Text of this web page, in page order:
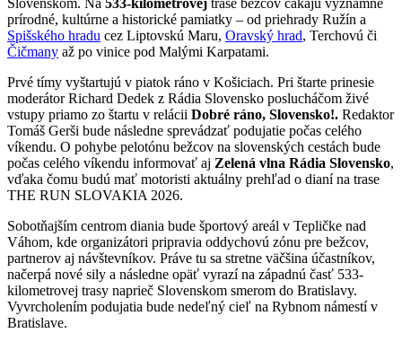
Slovenskom. Na 533-kilometrovej trase bežcov čakajú významné
prírodné, kultúrne a historické pamiatky – od priehrady Ružín a
Spišského hradu cez Liptovskú Maru, Oravský hrad, Terchovú či
Čičmany až po vinice pod Malými Karpatami.
Prvé tímy vyštartujú v piatok ráno v Košiciach. Pri štarte prinesie
moderátor Richard Dedek z Rádia Slovensko poslucháčom živé
vstupy priamo zo štartu v relácii Dobré ráno, Slovensko!. Redaktor
Tomáš Gerši bude následne sprevádzať podujatie počas celého
víkendu. O pohybe pelotónu bežcov na slovenských cestách bude
počas celého víkendu informovať aj Zelená vlna Rádia Slovensko,
vďaka čomu budú mať motoristi aktuálny prehľad o dianí na trase
THE RUN SLOVAKIA 2026.
Sobotňajším centrom diania bude športový areál v Tepličke nad
Váhom, kde organizátori pripravia oddychovú zónu pre bežcov,
partnerov aj návštevníkov. Práve tu sa stretne väčšina účastníkov,
načerpá nové sily a následne opäť vyrazí na západnú časť 533-
kilometrovej trasy naprieč Slovenskom smerom do Bratislavy.
Vyvrcholením podujatia bude nedeľný cieľ na Rybnom námestí v
Bratislave.